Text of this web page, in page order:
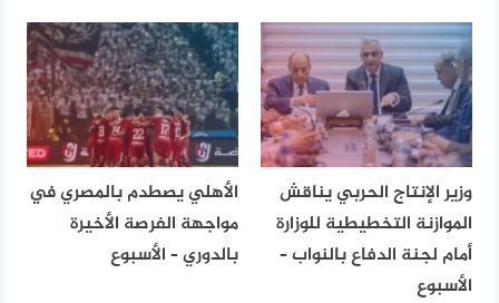
وزير الإنتاج الحربي يناقش
الموازنة التخطيطية للوزارة
أمام لجنة الدفاع بالنواب –
الأسبوع
الأهلي يصطدم بالمصري في
مواجهة الفرصة الأخيرة
بالدوري – الأسبوع